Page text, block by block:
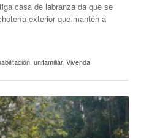
casa de labranza da que se
exterior que mantén a
unifamiliar, Vivenda